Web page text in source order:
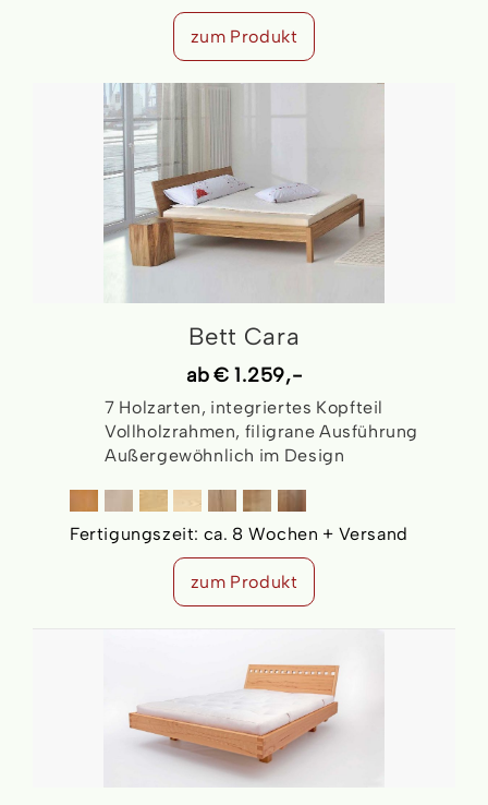
zum Produkt
Bett Cara
ab€ 1.259,-
7 Holzarten, integriertes Kopfteil
Vollholzrahmen, filigrane Ausführung
Außergewöhnlich im Design
Fertigungszeit: ca. 8 Wochen + Versand
zum Produkt